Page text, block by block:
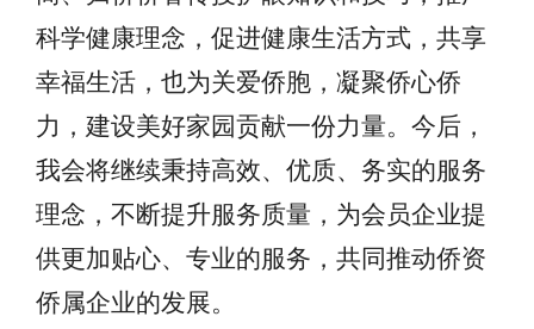
科学健康理念，促进健康生活方式，共享
幸福生活，也为关爱侨胞，凝聚侨心侨
力，建设美好家园贡献一份力量。今后，
我会将继续秉持高效、优质、务实的服务
理念，不断提升服务质量，为会员企业提
供更加贴心、专业的服务，共同推动侨资
侨属企业的发展。